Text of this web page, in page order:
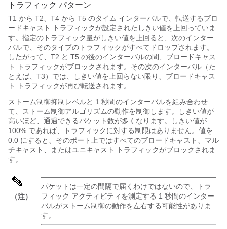
トラフィック パターン
T1 から T2、T4 から T5 のタイム インターバルで、転送するブロ
ードキャスト トラフィックが設定されたしきい値を上回っていま
す。指定のトラフィック量がしきい値を上回ると、次のインター
バルで、そのタイプのトラフィックがすべてドロップされます。
したがって、T2 と T5 の後のインターバルの間、ブロードキャス
ト トラフィックがブロックされます。その次のインターバル（た
とえば、T3）では、しきい値を上回らない限り、ブロードキャス
ト トラフィックが再び転送されます。
ストーム制御抑制レベルと 1 秒間のインターバルを組み合わせ
て、ストーム制御アルゴリズムの動作を制御します。しきい値が
高いほど、通過できるパケット数が多くなります。しきい値が
100% であれば、トラフィックに対する制限はありません。値を
0.0 にすると、そのポート上ではすべてのブロードキャスト、マル
チキャスト、またはユニキャスト トラフィックがブロックされま
す。
（注）
パケットは一定の間隔で届くわけではないので、トラ
フィック アクティビティを測定する 1 秒間のインター
バルがストーム制御の動作を左右する可能性がありま
す。